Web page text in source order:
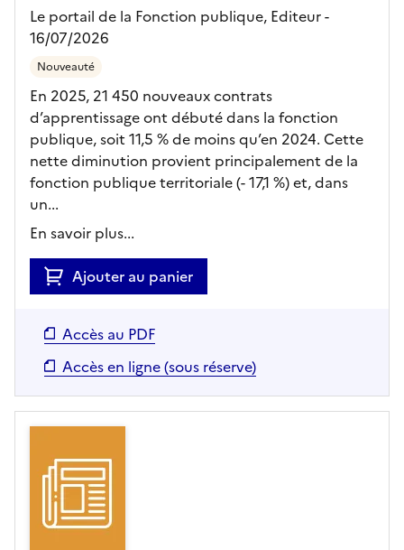
Le portail de la Fonction publique, Editeur-
16/07/2026
Nouveauté
En 2025, 21 450 nouveaux contrats
d’apprentissage ont débuté dans la fonction
publique, soit 11,5 % de moins qu’en 2024. Cette
nette diminution provient principalement de la
fonction publique territoriale (- 17,1 %) et, dans
un...
En savoir plus...
Ajouter au panier
Accès au PDF
Accès en ligne (sous réserve)